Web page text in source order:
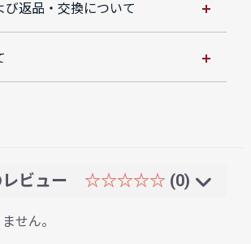
び返品・交換について
ビュー ☆☆☆☆☆ (0)
せん。